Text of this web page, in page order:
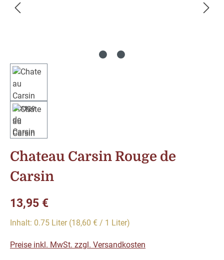
Chateau Carsin Rouge de
Carsin
Regulärer Preis:
13,95 €
Inhalt: 0.75 Liter (18,60 € / 1 Liter)
Preise inkl. MwSt. zzgl. Versandkosten